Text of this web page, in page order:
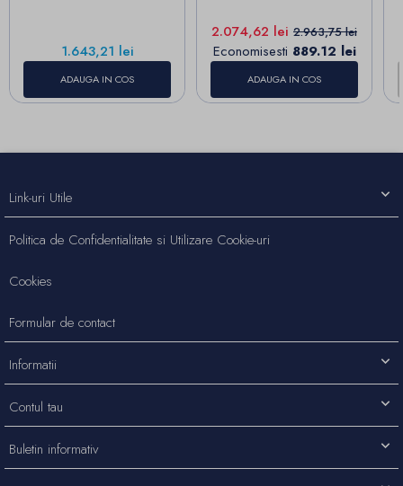
Pret
1.643,21 lei
ADAUGA IN COS
Pret
2.074,62 lei Pret de baza
2.963,75 lei
Economisesti 889.12 lei
ADAUGA IN COS
Link-uri Utile
Politica de Confidentialitate si Utilizare Cookie-uri
Cookies
Formular de contact
Informatii
Contul tau
Buletin informativ